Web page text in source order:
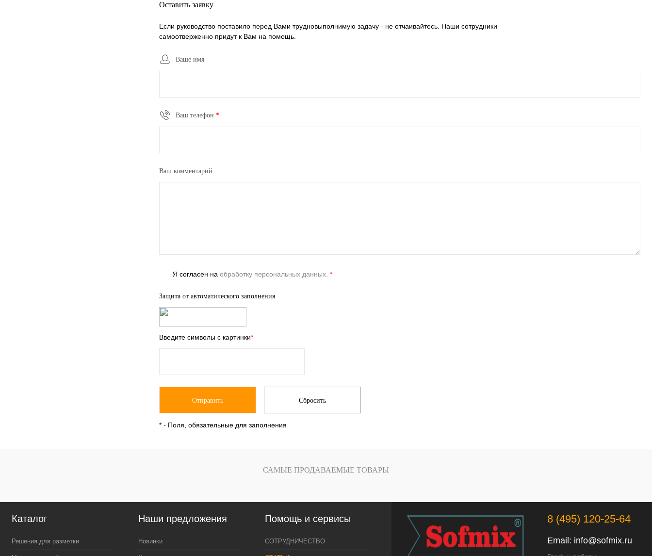
Оставить заявку
Если руководство поставило перед Вами трудновыполнимую задачу - не отчаивайтесь. Наши сотрудники
самоотверженно придут к Вам на помощь.
Ваше имя
Ваш телефон *
Ваш комментарий
Я согласен на обработку персональных данных. *
Защита от автоматического заполнения
Введите символы с картинки*
* - Поля, обязательные для заполнения
САМЫЕ ПРОДАВАЕМЫЕ ТОВАРЫ
Каталог
Решения для разметки
Наши предложения
Новинки
Помощь и сервисы
СОТРУДНИЧЕСТВО
8 (495) 120-25-64
Email: info@sofmix.ru